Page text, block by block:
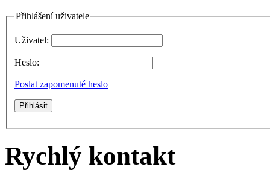
Přihlášení uživatele
Uživatel:
Heslo:
Poslat zapomenuté heslo
Rychlý kontakt